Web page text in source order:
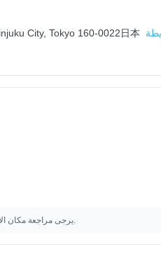
City, Tokyo 160-0022日本